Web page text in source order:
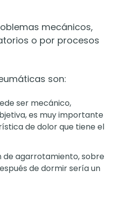
mecánicos,
o por procesos
son:
ser mecánico,
es muy importante
de dolor que tiene el
de agarrotamiento, sobre
de dormir sería un